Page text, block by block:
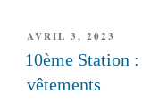
PUBLIÉ
LE
AVRIL 3, 2023
10ème Station
vêtements